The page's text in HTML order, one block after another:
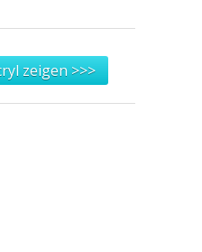
zeigen >>>